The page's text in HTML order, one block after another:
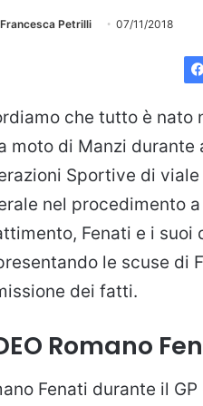
Francesca Petrilli 07/11/2018
che tutto è nato
moto di Manzi durante
Sportive di viale
nel procedimento
Fenati e i
le scuse di
dei fatti.
Romano
Fenati durante il